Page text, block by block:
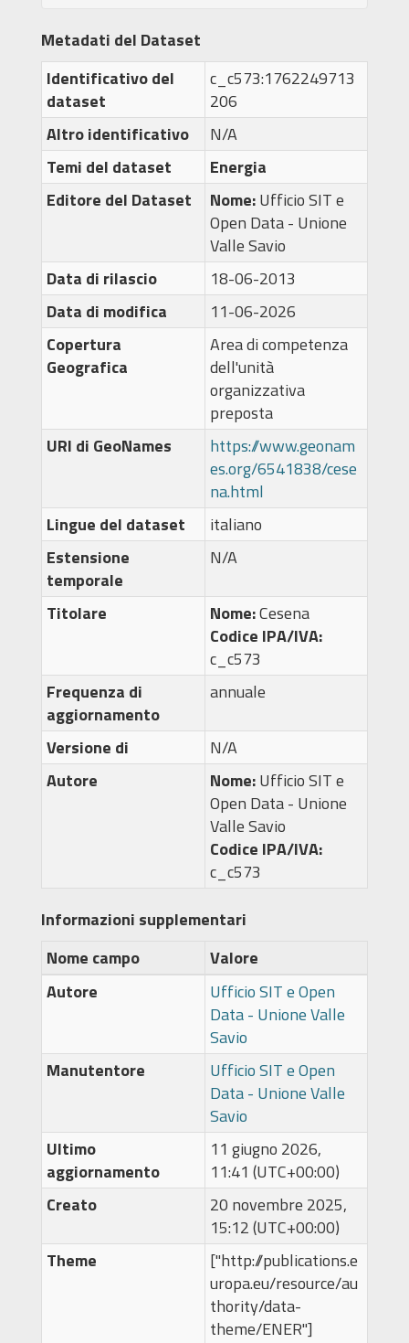
Metadati del Dataset
Identificativo del
dataset
c_c573:1762249713
206
Altro identificativo
N/A
Temi del dataset
Energia
Editore del Dataset
Nome:Ufficio SIT e
Open Data - Unione
Valle Savio
Data di rilascio
18-06-2013
Data di modifica
11-06-2026
Copertura
Geografica
Area di competenza
dell'unità
organizzativa
preposta
URI di GeoNames
https://www.geonam
es.org/6541838/cese
na.html
Lingue del dataset
italiano
Estensione
temporale
N/A
Titolare Nome:Cesena
Codice IPA/IVA:
c_c573
Frequenza di
aggiornamento
annuale
Versione di
N/A
Autore
Nome:Ufficio SIT e
Open Data - Unione
Valle Savio
Codice IPA/IVA:
c_c573
Informazioni supplementari
Nome campo
Valore
Autore
Ufficio SIT e Open
Data - Unione Valle
Savio
Manutentore
Ufficio SIT e Open
Data - Unione Valle
Savio
Ultimo
aggiornamento
11 giugno 2026,
11:41 (UTC+00:00)
Creato
20 novembre 2025,
15:12 (UTC+00:00)
Theme
["http://publications.e
uropa.eu/resource/au
thority/data-
theme/ENER"]